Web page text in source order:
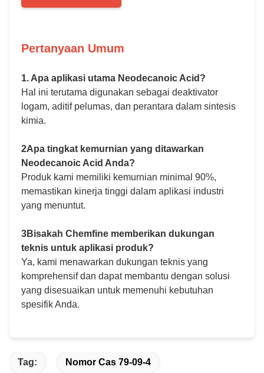
Pertanyaan Umum
1. Apa aplikasi utama Neodecanoic Acid?
Hal ini terutama digunakan sebagai deaktivator
logam, aditif pelumas, dan perantara dalam sintesis
kimia.
2Apa tingkat kemurnian yang ditawarkan
Neodecanoic Acid Anda?
Produk kami memiliki kemurnian minimal 90%,
memastikan kinerja tinggi dalam aplikasi industri
yang menuntut.
3Bisakah Chemfine memberikan dukungan
teknis untuk aplikasi produk?
Ya, kami menawarkan dukungan teknis yang
komprehensif dan dapat membantu dengan solusi
yang disesuaikan untuk memenuhi kebutuhan
spesifik Anda.
Tag: Nomor Cas 79-09-4